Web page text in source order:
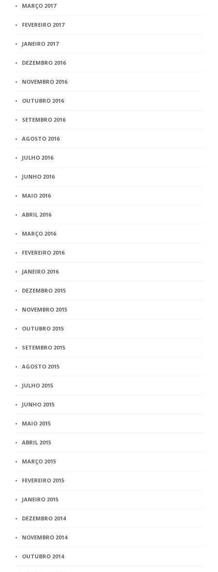
MARÇO 2017
FEVEREIRO 2017
JANEIRO 2017
DEZEMBRO 2016
NOVEMBRO 2016
OUTUBRO 2016
SETEMBRO 2016
AGOSTO 2016
JULHO 2016
JUNHO 2016
MAIO 2016
ABRIL 2016
MARÇO 2016
FEVEREIRO 2016
JANEIRO 2016
DEZEMBRO 2015
NOVEMBRO 2015
OUTUBRO 2015
SETEMBRO 2015
AGOSTO 2015
JULHO 2015
JUNHO 2015
MAIO 2015
ABRIL 2015
MARÇO 2015
FEVEREIRO 2015
JANEIRO 2015
DEZEMBRO 2014
NOVEMBRO 2014
OUTUBRO 2014